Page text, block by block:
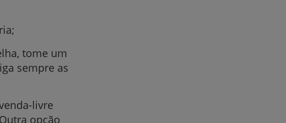
tome um
sempre as
livre
opção